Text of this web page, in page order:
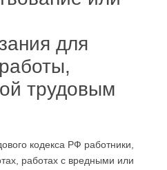
для
трудовым
кодекса РФ работники,
работах с вредными или